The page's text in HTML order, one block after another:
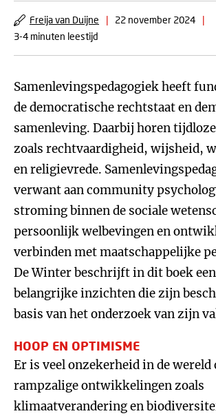
Freija van Duijne | 22 november 2024
|
3-4 minuten leestijd
Samenlevingspedagogiek heeft
de democratische rechtstaat en
samenleving. Daarbij horen
zoals rechtvaardigheid, wijsheid,
en religievrede.
verwant aan community
stroming binnen de sociale
persoonlijk welbevingen en
verbinden met maatschappelijke
De Winter beschrijft in dit boek
belangrijke inzichten die zijn
basis van het onderzoek van zijn
HOOP EN OPTIMISME
Er is veel onzekerheid in de wereld
rampzalige ontwikkelingen zoals
klimaatverandering en